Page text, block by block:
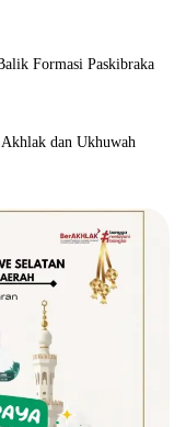
Formasi Paskibraka
dan Ukhuwah